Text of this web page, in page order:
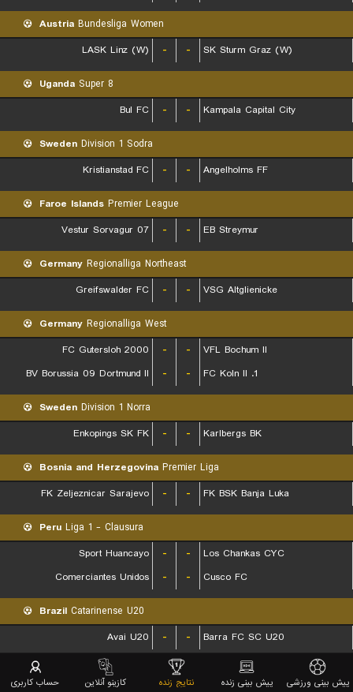
Austria Bundesliga Women
LASK Linz (W)
- - SK Sturm Graz (W)
Uganda Super 8
Bul FC
- - Kampala Capital City
Sweden Division 1 Sodra
Kristianstad FC
- - Angelholms FF
Faroe Islands Premier League
07 Vestur Sorvagur
- - EB Streymur
Germany Regionalliga Northeast
Greifswalder FC
- - VSG Altglienicke
Germany Regionalliga West
FC Gutersloh 2000
- -
VFL Bochum II
BV Borussia 09 Dortmund II
- - 1. FC Koln II
Sweden Division 1 Norra
Enkopings SK FK
- - Karlbergs BK
Bosnia and Herzegovina Premier Liga
FK Zeljeznicar Sarajevo
- - FK BSK Banja Luka
Peru Liga 1 - Clausura
Sport Huancayo
- -
Los Chankas CYC
Comerciantes Unidos
- - Cusco FC
Brazil Catarinense U20
Avai U20
- - Barra FC SC U20
Austria
Regionalliga Sud
پیش بینی ورزشی پیش بینی زنده نتایج زنده کازینو آنلاین حساب کاربری